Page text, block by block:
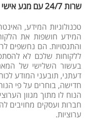
שרות 24/7 עם מגע אישי ואנושי
טכנולוגיות המידע,
המידע חושפות את
והתנסויות. הם נחשפים
ללקוחות שלכם לא
דעתני, תובעני המודע
חדישה, בוחרים על פי
חברות ועסקים מחויבים
ערוציות.